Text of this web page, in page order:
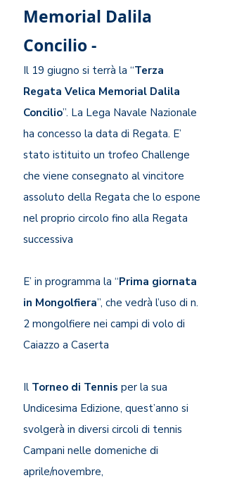
Memorial Dalila
Concilio -
Il 19 giugno si terrà la “Terza
Regata Velica Memorial Dalila
Concilio”. La Lega Navale Nazionale
ha concesso la data di Regata. E’
stato istituito un trofeo Challenge
che viene consegnato al vincitore
assoluto della Regata che lo espone
nel proprio circolo fino alla Regata
successiva
E’ in programma la “Prima giornata
in Mongolfiera”, che vedrà l’uso di n.
2 mongolfiere nei campi di volo di
Caiazzo a Caserta
Il Torneo di Tennis per la sua
Undicesima Edizione, quest’anno si
svolgerà in diversi circoli di tennis
Campani nelle domeniche di
aprile/novembre,